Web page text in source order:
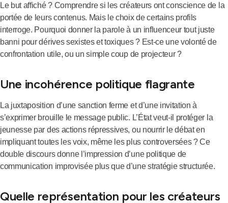
Le but affiché ? Comprendre si les créateurs ont conscience de la
portée de leurs contenus. Mais le choix de certains profils
interroge. Pourquoi donner la parole à un influenceur tout juste
banni pour dérives sexistes et toxiques ? Est-ce une volonté de
confrontation utile, ou un simple coup de projecteur ?
Une incohérence politique flagrante
La juxtaposition d’une sanction ferme et d’une invitation à
s’exprimer brouille le message public. L’État veut-il protéger la
jeunesse par des actions répressives, ou nourrir le débat en
impliquant toutes les voix, même les plus controversées ? Ce
double discours donne l’impression d’une politique de
communication improvisée plus que d’une stratégie structurée.
Quelle représentation pour les créateurs